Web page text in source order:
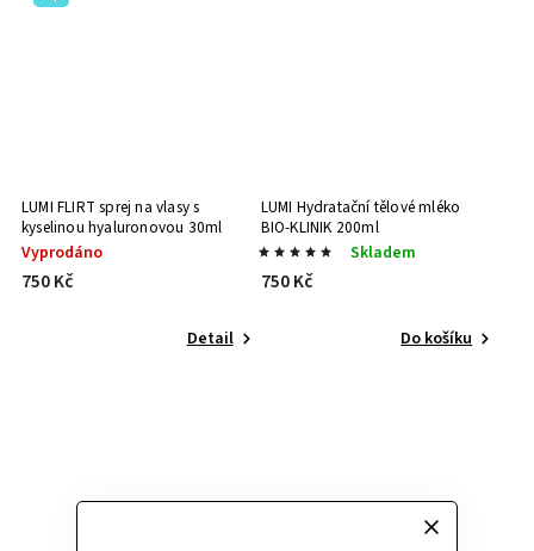
LUMI FLIRT sprej na vlasy s
kyselinou hyaluronovou 30ml
Vyprodáno
750 Kč
Detail
LUMI Hydratační tělové mléko
BIO-KLINIK 200ml
Skladem
750 Kč
Do košíku